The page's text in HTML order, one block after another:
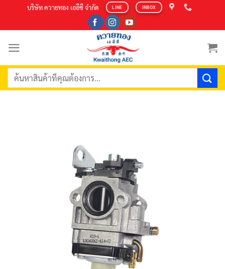
content
บริษัท ควายทอง เออีซี จำกัด LINE INBOX
ค้นหา: